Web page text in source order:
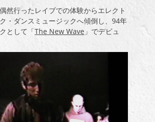
然行ったレイブでの体験からエレクト
・ダンスミュージックへ傾倒し、 94年
として「The New Wave 」 でデビュ